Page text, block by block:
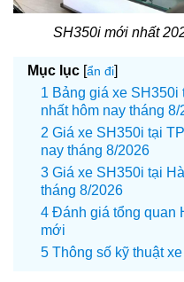
SH350i mới nhất
Mục lục [ẩn đi]
Bảng giá xe
nhất hôm nay tháng 8/
Giá xe SH350i tại
nay tháng 8/2026
Giá xe SH350i tại
tháng 8/2026
Đánh giá tổng quan
mới
Thông số kỹ thuật